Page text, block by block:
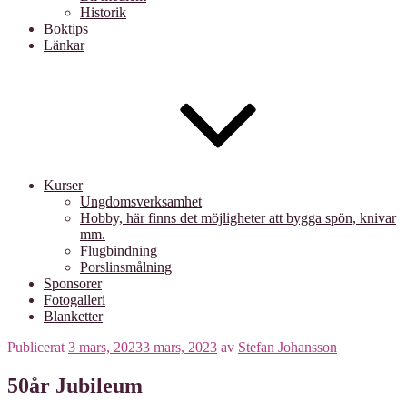
Historik
Boktips
Länkar
Kurser
Ungdomsverksamhet
Hobby, här finns det möjligheter att bygga spön, knivar
mm.
Flugbindning
Porslinsmålning
Sponsorer
Fotogalleri
Blanketter
Publicerat 3 mars, 20233 mars, 2023 av Stefan Johansson
50år Jubileum